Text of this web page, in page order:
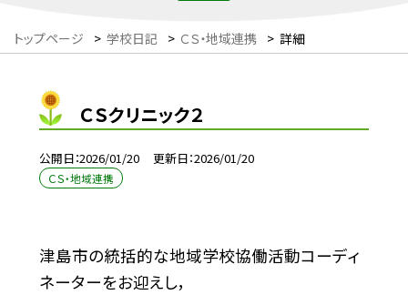
トップページ > 学校日記 > ＣＳ・地域連携 > 詳細
ＣＳクリニック２
公開日 2026/01/20 更新日 2026/01/20
ＣＳ・地域連携
津島市の統括的な地域学校協働活動コーディ
ネーターをお迎えし，